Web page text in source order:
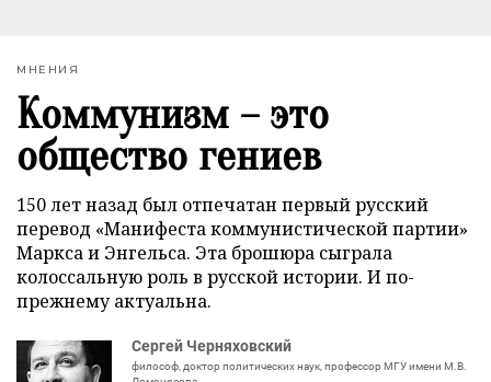
МНЕНИЯ
Коммунизм – это
общество гениев
150 лет назад был отпечатан первый русский
перевод «Манифеста коммунистической партии»
Маркса и Энгельса. Эта брошюра сыграла
колоссальную роль в русской истории. И по-
прежнему актуальна.
Сергей Черняховский
философ, доктор политических наук, профессор МГУ имени М.В.